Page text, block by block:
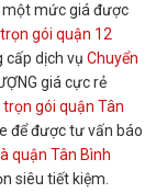
một mức giá được
gói quận 12
cấp dịch vụ Chuyển
giá cực rẻ
gói quận Tân
để được tư vấn báo
quận Tân Bình
siêu tiết kiệm.